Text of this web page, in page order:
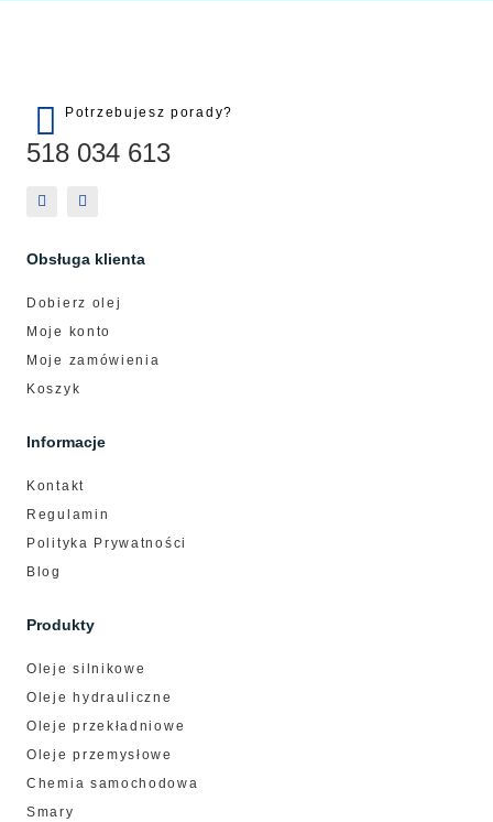
Potrzebujesz porady?
518 034 613
Obsługa klienta
Dobierz olej
Moje konto
Moje zamówienia
Koszyk
Informacje
Kontakt
Regulamin
Polityka Prywatności
Blog
Produkty
Oleje silnikowe
Oleje hydrauliczne
Oleje przekładniowe
Oleje przemysłowe
Chemia samochodowa
Smary